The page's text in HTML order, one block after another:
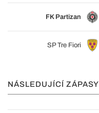
FK Partizan
SP Tre Fiori
NÁSLEDUJÍCÍ ZÁPASY